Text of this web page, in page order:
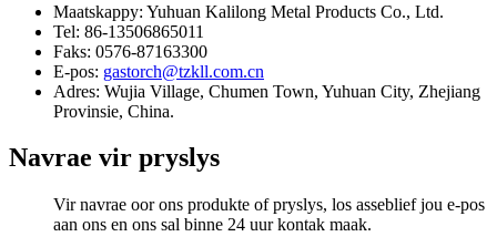
Maatskappy: Yuhuan Kalilong Metal Products Co., Ltd.
Tel: 86-13506865011
Faks: 0576-87163300
E-pos: gastorch@tzkll.com.cn
Adres: Wujia Village, Chumen Town, Yuhuan City, Zhejiang
Provinsie, China.
Navrae vir pryslys
Vir navrae oor ons produkte of pryslys, los asseblief jou e-pos
aan ons en ons sal binne 24 uur kontak maak.